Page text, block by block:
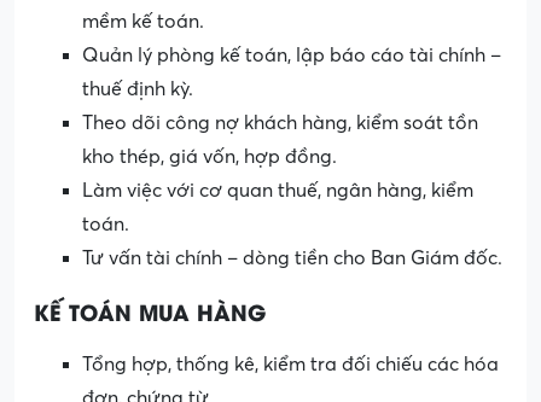
mềm kế toán.
Quản lý phòng kế toán, lập báo cáo tài chính –
thuế định kỳ.
Theo dõi công nợ khách hàng, kiểm soát tồn
kho thép, giá vốn, hợp đồng.
Làm việc với cơ quan thuế, ngân hàng, kiểm
toán.
Tư vấn tài chính – dòng tiền cho Ban Giám đốc.
KẾ TOÁN MUA HÀNG
Tổng hợp, thống kê, kiểm tra đối chiếu các hóa